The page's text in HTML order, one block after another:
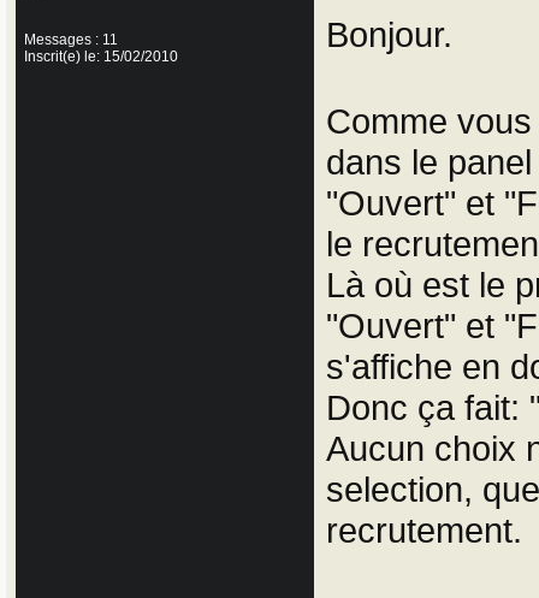
Messages : 11
Inscrit(e) le: 15/02/2010
Bonjour.
Comme
dans le
"Ouvert" et
le
Là où est le
"Ouvert" et
s'affiche en
Donc ça fait:
Aucun choix
selection,
recrutement.